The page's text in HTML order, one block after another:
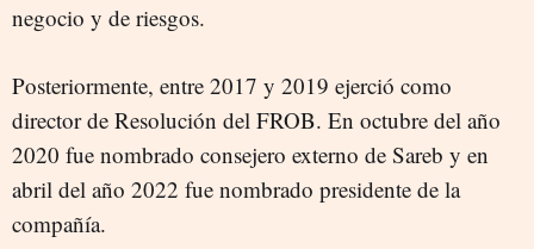
negocio y de riesgos.
Posteriormente, entre 2017 y 2019 ejerció como
director de Resolución del FROB. En octubre del año
2020 fue nombrado consejero externo de Sareb y en
abril del año 2022 fue nombrado presidente de la
compañía.